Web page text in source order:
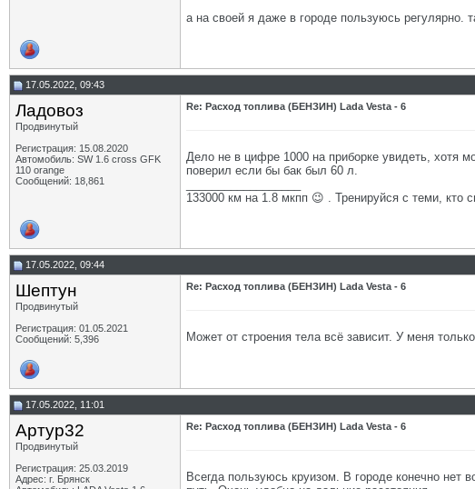
а на своей я даже в городе пользуюсь
17.05.2022, 09:43
Ладовоз
Продвинутый
Регистрация: 15.08.2020
Автомобиль: SW 1.6 cross GFK
110 orange
Сообщений: 18,861
Re: Расход топлива (БЕНЗИН) Lada Vesta - 6
Дело не в цифре 1000 на приборке увидеть, хотя
поверил если бы бак был 60 л.
133000 км на 1.8 мкпп 😉 . Тренируйся с теми,
17.05.2022, 09:44
Шептун
Продвинутый
Регистрация: 01.05.2021
Сообщений: 5,396
Re: Расход топлива (БЕНЗИН) Lada Vesta - 6
Может от строения тела всё зависит. У меня
17.05.2022, 11:01
Артур32
Продвинутый
Регистрация: 25.03.2019
Адрес: г. Брянск
Re: Расход топлива (БЕНЗИН) Lada Vesta - 6
Всегда пользуюсь круизом. В городе конечно